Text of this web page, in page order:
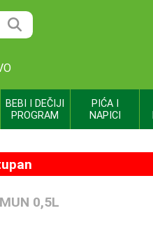
BEBI I DEČIJI
PROGRAM
PIĆA I
NAPICI
0,5L